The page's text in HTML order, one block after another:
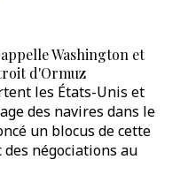
Washington et
d'Ormuz
les États-Unis et
des navires dans le
un blocus de cette
des négociations au